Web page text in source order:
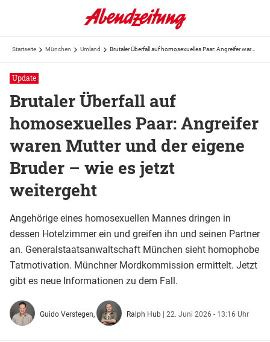
Startseite München Umland Brutaler Überfall auf homosexuelles Paar: Angreifer waren Mutter und der eigene Bruder – wie es ...
Update
Brutaler Überfall auf
homosexuelles Paar: Angreifer
waren Mutter und der eigene
Bruder – wie es jetzt
weitergeht
Angehörige eines homosexuellen Mannes dringen in
dessen Hotelzimmer ein und greifen ihn und seinen Partner
an. Generalstaatsanwaltschaft München sieht homophobe
Tatmotivation. Münchner Mordkommission ermittelt. Jetzt
gibt es neue Informationen zu dem Fall.
Guido Verstegen, Ralph Hub | 22. Juni 2026 - 13:16 Uhr